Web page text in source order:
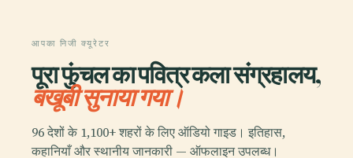
आपका निजी क्यूरेटर
पूरा फुंचल का पवित्र कला संग्रहालय,
बखूबी सुनाया गया।
96 देशों के 1,100+ शहरों के लिए ऑडियो गाइड। इतिहास,
कहानियाँ और स्थानीय जानकारी — ऑफलाइन उपलब्ध।